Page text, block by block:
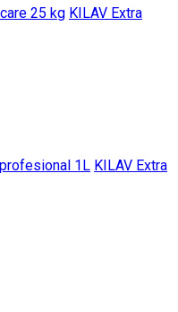
KILAV Extra
KILAV Extra